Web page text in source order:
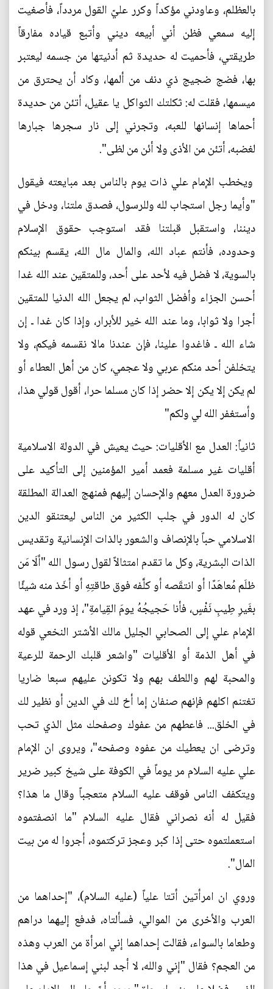
بالعظلم، وعاودني مؤكداً وكرر عليّ القول مردداً، فأصغيت
إليه سمعي فظن أني أبيعه ديني وأتبع قياده مفارقاً
طريقتي، فأحميت له حديدة ثم أدنيتها من جسمه ليعتبر
بها، فضج ضجيج ذي دنف من ألمها، وكاد أن يحترق من
ميسمها، فقلت له: ثكلتك الثواكل يا عقيل، أتئن من حديدة
أحماها إنسانها للعبه، وتجرني إلى نار سجرها جبارها
لغضبه، أتئن من الأذى ولا أئن من لظى".
ويخطب الإمام علي ذات يوم بالناس بعد مبايعته فيقول
"وأيما رجل استجاب لله وللرسول، فصدق ملتنا، ودخل في
ديننا، واستقبل قبلتنا فقد استوجب حقوق الإسلام
وحدوده، فأنتم عباد الله، والمال مال الله، يقسم بينكم
بالسوية، لا فضل فيه لأحد على أحد، وللمتقين عند الله غدا
أحسن الجزاء وأفضل الثواب، لم يجعل الله الدنيا للمتقين
أجرا ولا ثوابا، وما عند الله خير للأبرار، وإذا كان غدا ـ إن
شاء الله ـ فاغدوا علينا، فإن عندنا مالا نقسمه فيكم، ولا
يتخلفن أحد منكم عربي ولا عجمي، كان من أهل العطاء أو
لم يكن إلا يكن إلا حضر إذا كان مسلما حرا، أقول قولي هذا،
وأستغفر الله لي ولكم"
ثانياً: العدل مع الأقليات: حيث يعيش في الدولة الاسلامية
أقليات غير مسلمة فعمد أمير المؤمنين إلى التأكيد على
ضرورة العدل معهم والإحسان إليهم فمنهج العدالة المطلقة
كان له الدور في جلب الكثير من الناس ليعتنقو الدين
الاسلامي حباً بالإنصاف والشعور بالذات الإنسانية وتقديس
الذات البشرية، وكل ما تقدم امتثالاً لقول رسول الله "ألَا مَن
ظلَم مُعاهَدًا أو انتقَصه أو كلَّفه فوق طاقتِهِ أو أخَذ منه شيئًا
بغَيرِ طِيبِ نَفْسٍ، فأنا حَجيجُهُ يومَ القِيامةِ"، إذ ورد في عهد
الإمام علي إلى الصحابي الجليل مالك الأشتر النخعي قوله
في أهل الذمة أو الأقليات "واشعر قلبك الرحمة للرعية
والمحبة لهم واللطف بهم ولا تكونن عليهم سبعا ضاريا
تغتنم اكلهم فإنهم صنفان إما أخ لك في الدين أو نظير لك
في الخلق... فاعطهم من عفوك وصفحك مثل الذي تحب
وترضى ان يعطيك من عفوه وصفحه"، ويروى ان الإمام
علي عليه السلام مر يوماً في الكوفة على شيخ كبير ضرير
ويتكفف الناس فوقف عليه السلام متعجباً وقال ما هذا؟
فقيل له أنه نصراني فقال عليه السلام "ما انصفتموه
استعملتموه حتى إذا كبر وعجز تركتموه، أجروا له من بيت
المال".
وروي ان امرأتين أتتا علياً (عليه السلام)، "إحداهما من
العرب والأخرى من الموالي، فسألتاه، فدفع إليهما دراهم
وطعاما بالسواء، فقالت إحداهما إني امرأة من العرب وهذه
من العجم؟ فقال "إني والله، لا أجد لبني إسماعيل في هذا